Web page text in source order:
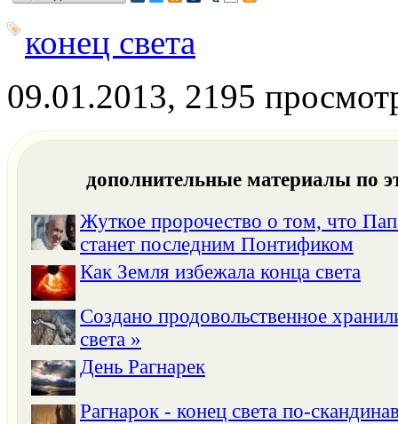
конец света
09.01.2013, 2195
дополнительные материалы по
Жуткое пророчество о том, что
станет последним Понтификом
Как Земля избежала конца света
Создано продовольственное
света »
День Рагнарек
Рагнарок - конец света по-